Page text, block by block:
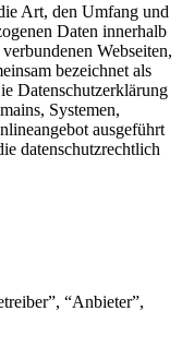
Art, den Umfang und
Daten innerhalb
Webseiten,
bezeichnet als
Datenschutzerklärung
Systemen,
ausgeführt
datenschutzrechtlich
“Anbieter”,